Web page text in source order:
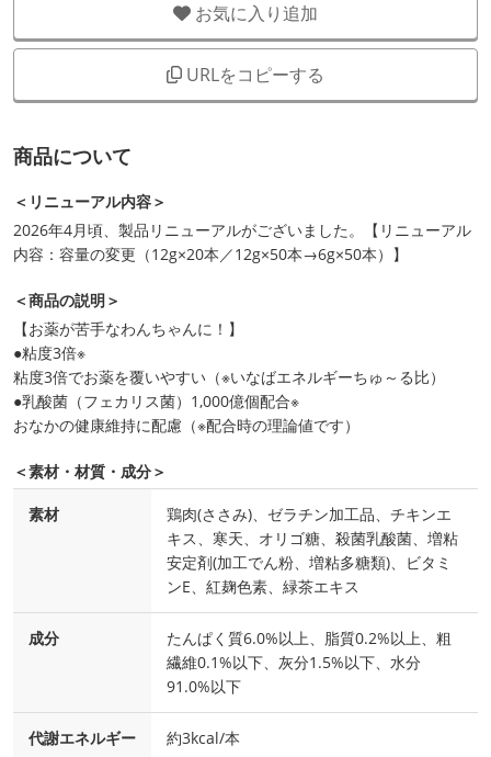
お気に入り追加
URLをコピーする
商品について
＜リニューアル内容＞
2026年4月頃、製品リニューアルがございました。【リニューアル
内容：容量の変更（12g×20本／12g×50本→6g×50本）】
＜商品の説明＞
【お薬が苦手なわんちゃんに！】
●粘度3倍※
粘度3倍でお薬を覆いやすい（※いなばエネルギーちゅ～る比）
●乳酸菌（フェカリス菌）1,000億個配合※
おなかの健康維持に配慮（※配合時の理論値です）
＜素材・材質・成分＞
素材
鶏肉(ささみ)、ゼラチン加工品、チキンエ
キス、寒天、オリゴ糖、殺菌乳酸菌、増粘
安定剤(加工でん粉、増粘多糖類)、ビタミ
ンE、紅麹色素、緑茶エキス
成分
たんぱく質6.0%以上、脂質0.2%以上、粗
繊維0.1%以下、灰分1.5%以下、水分
91.0%以下
代謝エネルギー 約3kcal/本